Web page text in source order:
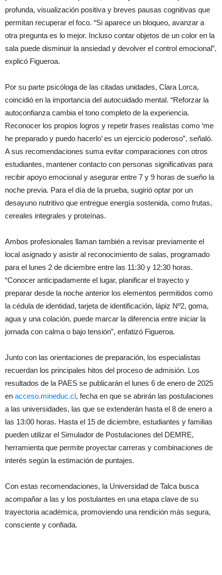
profunda, visualización positiva y breves pausas cognitivas que
permitan recuperar el foco. “Si aparece un bloqueo, avanzar a
otra pregunta es lo mejor. Incluso contar objetos de un color en la
sala puede disminuir la ansiedad y devolver el control emocional”,
explicó Figueroa.
Por su parte psicóloga de las citadas unidades, Clara Lorca,
coincidió en la importancia del autocuidado mental. “Reforzar la
autoconfianza cambia el tono completo de la experiencia.
Reconocer los propios logros y repetir frases realistas como ‘me
he preparado y puedo hacerlo’ es un ejercicio poderoso”, señaló.
A sus recomendaciones suma evitar comparaciones con otros
estudiantes, mantener contacto con personas significativas para
recibir apoyo emocional y asegurar entre 7 y 9 horas de sueño la
noche previa. Para el día de la prueba, sugirió optar por un
desayuno nutritivo que entregue energía sostenida, como frutas,
cereales integrales y proteínas.
Ambos profesionales llaman también a revisar previamente el
local asignado y asistir al reconocimiento de salas, programado
para el lunes 2 de diciembre entre las 11:30 y 12:30 horas.
“Conocer anticipadamente el lugar, planificar el trayecto y
preparar desde la noche anterior los elementos permitidos como
la cédula de identidad, tarjeta de identificación, lápiz Nº2, goma,
agua y una colación, puede marcar la diferencia entre iniciar la
jornada con calma o bajo tensión”, enfatizó Figueroa.
Junto con las orientaciones de preparación, los especialistas
recuerdan los principales hitos del proceso de admisión. Los
resultados de la PAES se publicarán el lunes 6 de enero de 2025
en acceso.mineduc.cl, fecha en que se abrirán las postulaciones
a las universidades, las que se extenderán hasta el 8 de enero a
las 13:00 horas. Hasta el 15 de diciembre, estudiantes y familias
pueden utilizar el Simulador de Postulaciones del DEMRE,
herramienta que permite proyectar carreras y combinaciones de
interés según la estimación de puntajes.
Con estas recomendaciones, la Universidad de Talca busca
acompañar a las y los postulantes en una etapa clave de su
trayectoria académica, promoviendo una rendición más segura,
consciente y confiada.